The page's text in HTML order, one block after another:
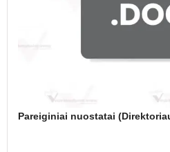
Pareiginiai nuostatai